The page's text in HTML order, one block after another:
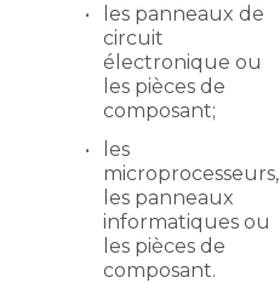
les panneaux de
circuit
électronique ou
les pièces de
composant;
les
microprocesseurs,
les panneaux
informatiques ou
les pièces de
composant.